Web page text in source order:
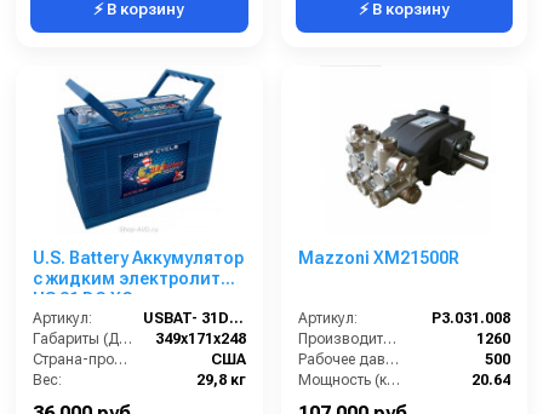
⚡ В корзину ⚡ В корзину
U.S. Battery Аккумулятор
с жидким электролитом
US 31 DC XC
Артикул:
USBAT- 31DC-XC
Габариты (ДхШхВ):
349х171х248
Страна-производитель:
США
Вес:
29,8 кг
Mazzoni XM21500R
Артикул:
P3.031.008
Производительность (л/ч):
1260
Рабочее давление (бар):
500
Мощность (кВт):
20.64